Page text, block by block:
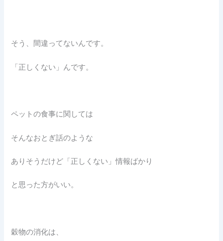
そう、間違ってないんです。
「正しくない」んです。
ペットの食事に関しては
そんなおとぎ話のような
ありそうだけど「正しくない」情報ばかり
と思った方がいい。
穀物の消化は、